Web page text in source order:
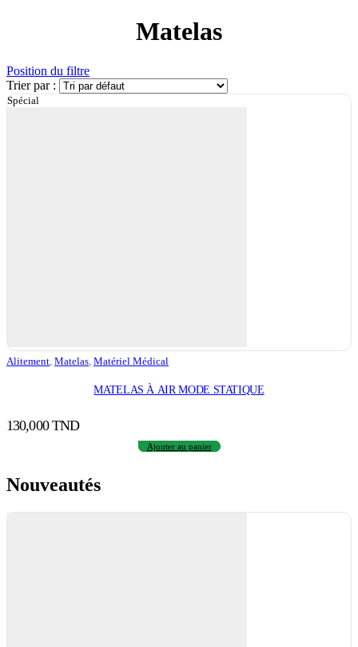
Matelas
Position du filtre
Trier par :
Spécial
Alitement Matelas Matériel Médical
MATELAS À AIR MODE STATIQUE
130,000TND
Ajouter au panier
Nouveautés